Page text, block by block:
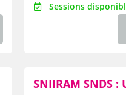
Sessions
SNIIRAM SNDS :